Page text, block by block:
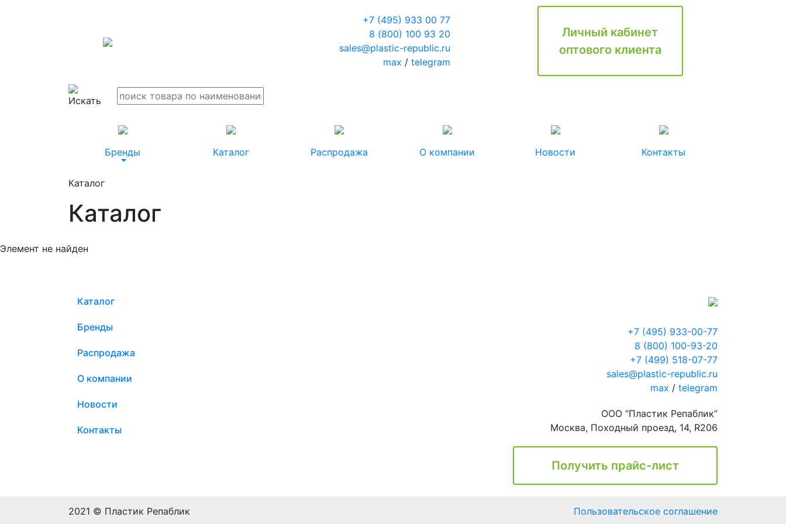
+7 (495) 933 00 77
8 (800) 100 93 20
sales@plastic-republic.ru
max / telegram
Личный кабинет
оптового клиента
Бренды Каталог Распродажа О компании Новости Контакты
Каталог
Каталог
Элемент не найден
Каталог
Бренды
Распродажа
О компании
Новости
Контакты
+7 (495) 933-00-77
8 (800) 100-93-20
+7 (499) 518-07-77
sales@plastic-republic.ru
max / telegram
ООО “Пластик Репаблик”
Москва, Походный проезд, 14, R206
Получить прайс-лист
2021 © Пластик Репаблик Пользовательское соглашение